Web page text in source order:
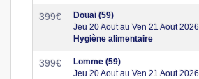
399€
Douai (59)
Jeu 20 Aout au Ven 21 Aout 2026
Hygiène alimentaire
399€
Lomme (59)
Jeu 20 Aout au Ven 21 Aout 2026